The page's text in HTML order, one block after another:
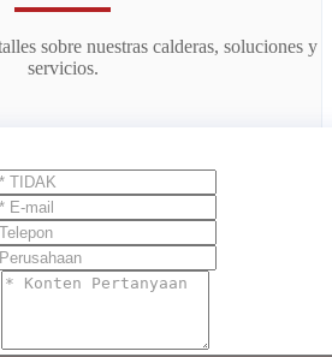
sobre nuestras calderas, soluciones y
servicios.